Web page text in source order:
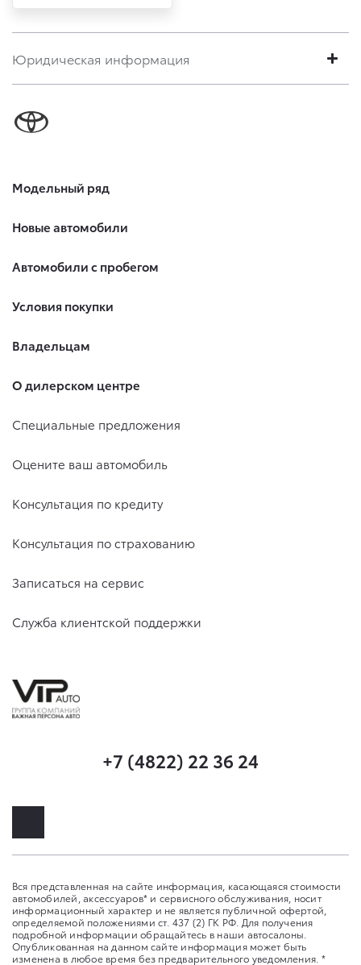
Юридическая информация
Модельный ряд
Новые автомобили
Автомобили с пробегом
Условия покупки
Владельцам
О дилерском центре
Специальные предложения
Оцените ваш автомобиль
Консультация по кредиту
Консультация по страхованию
Записаться на сервис
Служба клиентской поддержки
+7 (4822) 22 36 24
Вся представленная на сайте информация, касающаяся стоимости
автомобилей, аксессуаров* и сервисного обслуживания, носит
информационный характер и не является публичной офертой,
определяемой положениями ст. 437 (2) ГК РФ. Для получения
подробной информации обращайтесь в наши автосалоны.
Опубликованная на данном сайте информация может быть
изменена в любое время без предварительного уведомления. *